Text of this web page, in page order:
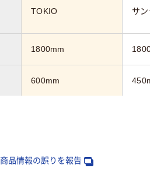
TOKIO サ
1800mm
600mm
商品情報の誤りを報告